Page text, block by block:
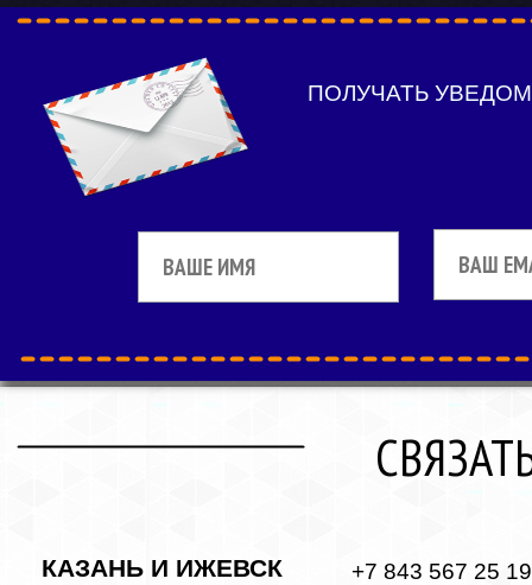
КАЗАНЬ И ИЖЕВСК +7 843 567 25
ПОЛУЧАТЬ